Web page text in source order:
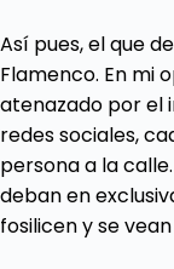
Así pues, el que
Flamenco. En mi
atenazado por el
redes sociales,
persona a la
deban en
fosilicen y se